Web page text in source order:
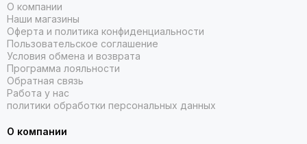
О компании
Наши магазины
Оферта и политика конфиденциальности
Пользовательское соглашение
Условия обмена и возврата
Программа лояльности
Обратная связь
Работа у нас
политики обработки персональных данных
О компании